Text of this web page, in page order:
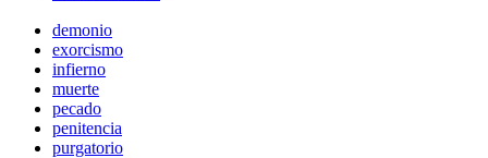
demonio
exorcismo
infierno
muerte
pecado
penitencia
purgatorio